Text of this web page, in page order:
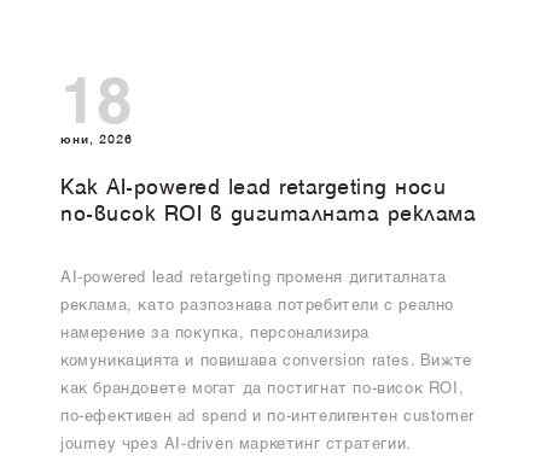
18
юни, 2026
Как AI-powered lead retargeting носи
по-висок ROI в дигиталната реклама
AI-powered lead retargeting променя дигиталната
реклама, като разпознава потребители с реално
намерение за покупка, персонализира
комуникацията и повишава conversion rates. Вижте
как брандовете могат да постигнат по-висок ROI,
по-ефективен ad spend и по-интелигентен customer
journey чрез AI-driven маркетинг стратегии.